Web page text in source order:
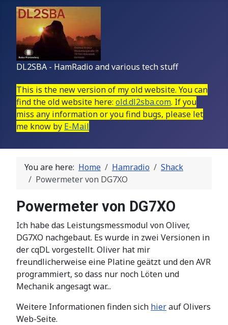
DL2SBA - HamRadio and various tech stuff
This is the new version of my old website. You can
find the old website here: old.dl2sba.com. If you
miss any information or you find bugs, please let
me know by E-Mail
You are here: Home Hamradio
Shack
Powermeter von DG7XO
Powermeter von DG7XO
Ich habe das Leistungsmessmodul von Oliver,
DG7XO nachgebaut. Es wurde in zwei Versionen in
der cqDL vorgestellt. Oliver hat mir
freundlicherweise eine Platine geätzt und den AVR
programmiert, so dass nur noch Löten und
Mechanik angesagt war...
Weitere Informationen finden sich hierauf Olivers
Web-Seite.